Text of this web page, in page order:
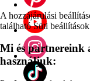
A hozzájárulási
található Süti
Mi és partnereink
használjuk: